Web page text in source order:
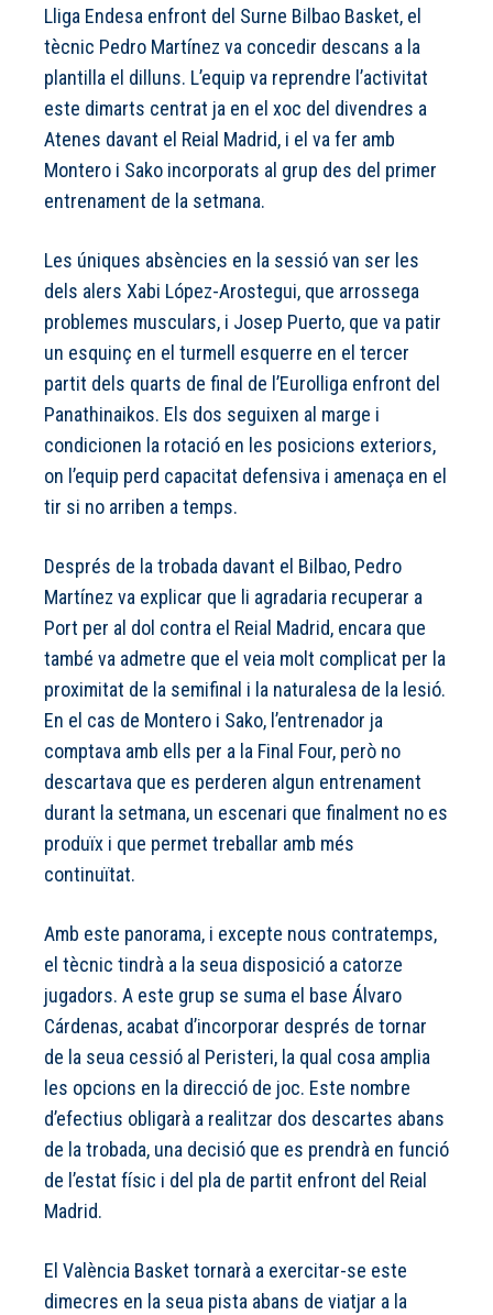
Lliga Endesa enfront del Surne Bilbao Basket, el
tècnic Pedro Martínez va concedir descans a la
plantilla el dilluns. L’equip va reprendre l’activitat
este dimarts centrat ja en el xoc del divendres a
Atenes davant el Reial Madrid, i el va fer amb
Montero i Sako incorporats al grup des del primer
entrenament de la setmana.
Les úniques absències en la sessió van ser les
dels alers Xabi López-Arostegui, que arrossega
problemes musculars, i Josep Puerto, que va patir
un esquinç en el turmell esquerre en el tercer
partit dels quarts de final de l’Eurolliga enfront del
Panathinaikos. Els dos seguixen al marge i
condicionen la rotació en les posicions exteriors,
on l’equip perd capacitat defensiva i amenaça en el
tir si no arriben a temps.
Després de la trobada davant el Bilbao, Pedro
Martínez va explicar que li agradaria recuperar a
Port per al dol contra el Reial Madrid, encara que
també va admetre que el veia molt complicat per la
proximitat de la semifinal i la naturalesa de la lesió.
En el cas de Montero i Sako, l’entrenador ja
comptava amb ells per a la Final Four, però no
descartava que es perderen algun entrenament
durant la setmana, un escenari que finalment no es
produïx i que permet treballar amb més
continuïtat.
Amb este panorama, i excepte nous contratemps,
el tècnic tindrà a la seua disposició a catorze
jugadors. A este grup se suma el base Álvaro
Cárdenas, acabat d’incorporar després de tornar
de la seua cessió al Peristeri, la qual cosa amplia
les opcions en la direcció de joc. Este nombre
d’efectius obligarà a realitzar dos descartes abans
de la trobada, una decisió que es prendrà en funció
de l’estat físic i del pla de partit enfront del Reial
Madrid.
El València Basket tornarà a exercitar-se este
dimecres en la seua pista abans de viatjar a la